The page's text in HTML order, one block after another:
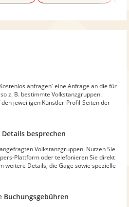
anfragen' eine Anfrage an die für
z. B. bestimmte Volkstanzgruppen.
jeweiligen Künstler-Profil-Seiten der
besprechen
Volkstanzgruppen. Nutzen Sie
Plattform oder telefonieren Sie direkt
weitere Details, die Gage sowie spezielle
Buchungsgebühren